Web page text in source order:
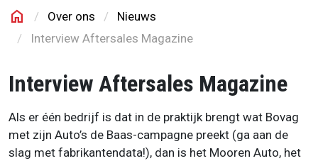
home
Mooren Auto
Over ons
Nieuws
Interview Aftersales Magazine
Interview Aftersales Magazine
Als er één bedrijf is dat in de praktijk brengt wat Bovag
met zijn Auto’s de Baas-campagne preekt (ga aan de
slag met fabrikantendata!), dan is het Mooren Auto, het